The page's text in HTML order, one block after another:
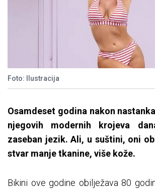
Foto: Ilustracija
Osamdeset godina nakon
njegovih modernih krojeva
zaseban jezik. Ali, u suštini, oni
stvar manje tkanine, više kože.
Bikini ove godine obilježava 80